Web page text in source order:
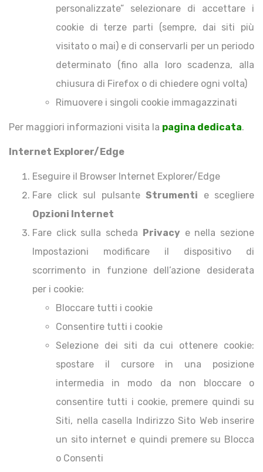
personalizzate” selezionare di accettare i
cookie di terze parti (sempre, dai siti più
visitato o mai) e di conservarli per un periodo
determinato (fino alla loro scadenza, alla
chiusura di Firefox o di chiedere ogni volta)
Rimuovere i singoli cookie immagazzinati
Per maggiori informazioni visita la pagina dedicata.
Internet Explorer/Edge
Eseguire il Browser Internet Explorer/Edge
Fare click sul pulsante Strumenti e scegliere
Opzioni Internet
Fare click sulla scheda Privacye nella sezione
Impostazioni modificare il dispositivo di
scorrimento in funzione dell’azione desiderata
per i cookie:
Bloccare tutti i cookie
Consentire tutti i cookie
Selezione dei siti da cui ottenere cookie:
spostare il cursore in una posizione
intermedia in modo da non bloccare o
consentire tutti i cookie, premere quindi su
Siti, nella casella Indirizzo Sito Web inserire
un sito internet e quindi premere su Blocca
o Consenti